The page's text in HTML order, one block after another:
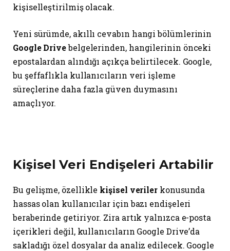
kişiselleştirilmiş olacak.
Yeni sürümde, akıllı cevabın hangi bölümlerinin
Google Drivebelgelerinden, hangilerinin önceki
epostalardan alındığı açıkça belirtilecek. Google,
bu şeffaflıkla kullanıcıların veri işleme
süreçlerine daha fazla güven duymasını
amaçlıyor.
Kişisel Veri Endişeleri Artabilir
Bu gelişme, özellikle kişisel veriler konusunda
hassas olan kullanıcılar için bazı endişeleri
beraberinde getiriyor. Zira artık yalnızca e-posta
içerikleri değil, kullanıcıların Google Drive’da
sakladığı özel dosyalar da analiz edilecek. Google